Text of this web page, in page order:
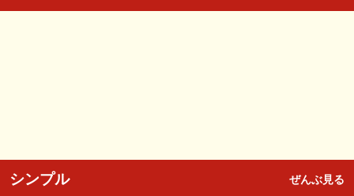
シンプル ぜんぶ見る